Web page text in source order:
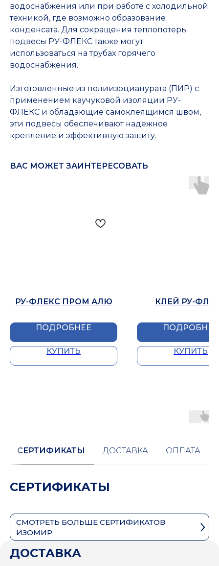
водоснабжения или при работе с холодильной
техникой, где возможно образование
конденсата. Для сокращения теплопотерь
подвесы РУ-ФЛЕКС также могут
использоваться на трубах горячего
водоснабжения.
Изготовленные из полиизоцианурата (ПИР) с
применением каучуковой изоляции РУ-
ФЛЕКС и обладающие самоклеящимся швом,
эти подвесы обеспечивают надежное
крепление и эффективную защиту.
ВАС МОЖЕТ ЗАИНТЕРЕСОВАТЬ
РУ-ФЛЕКС ПРОМ АЛЮ
ПОДРОБНЕЕ
КУПИТЬ
КЛЕЙ РУ-
ПОДРОБНЕЕ
КУПИТЬ
СЕРТИФИКАТЫ ДОСТАВКА ОПЛАТА
СЕРТИФИКАТЫ
СМОТРЕТЬ БОЛЬШЕ СЕРТИФИКАТОВ
ИЗОМИР
ДОСТАВКА